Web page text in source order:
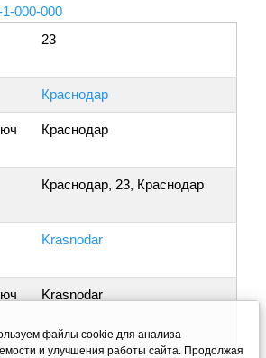
000-000
23
Краснодар
Краснодар
Краснодар, 23, Краснодар
Krasnodar
Krasnodar
файлы cookie для анализа
и улучшения работы сайта. Продолжая